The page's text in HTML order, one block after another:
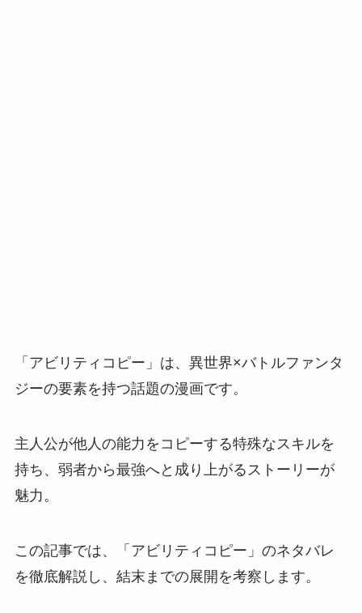
「アビリティコピー」は、異世界×バトルファンタ
ジーの要素を持つ話題の漫画です。
主人公が他人の能力をコピーする特殊なスキルを
持ち、弱者から最強へと成り上がるストーリーが
魅力。
この記事では、「アビリティコピー」のネタバレ
を徹底解説し、結末までの展開を考察します。